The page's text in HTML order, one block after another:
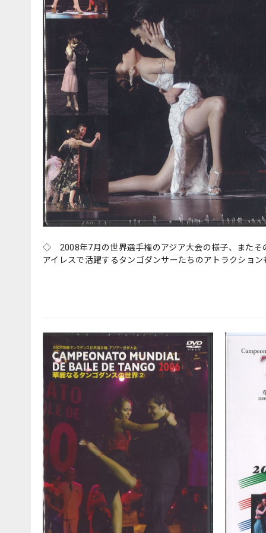
◇ 2008年7月の世界選手権のアジア大会の様子、またそ
アイレスで活躍するタンゴダンサーたちのアトラクション